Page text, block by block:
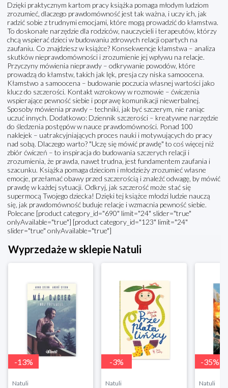
Dzięki praktycznym kartom pracy książka pomaga młodym ludziom
zrozumieć, dlaczego prawdomówność jest tak ważna, i uczy ich, jak
radzić sobie z trudnymi emocjami, które mogą prowadzić do kłamstwa.
To doskonałe narzędzie dla rodziców, nauczycieli i terapeutów, którzy
chcą wspierać dzieci w budowaniu zdrowych relacji opartych na
zaufaniu. Co znajdziesz w książce? Konsekwencje kłamstwa – analiza
skutków nieprawdomówności i zrozumienie jej wpływu na relacje.
Przyczyny mówienia nieprawdy – odkrywanie powodów, które
prowadzą do kłamstw, takich jak lęk, presja czy niska samoocena.
Kłamstwo a samoocena – budowanie poczucia własnej wartości jako
klucz do szczerości. Kontakt wzrokowy w rozmowie – ćwiczenia
wspierające pewność siebie i poprawę komunikacji niewerbalnej.
Sposoby mówienia prawdy – techniki, jak być szczerym, nie raniąc
uczuć innych. Dodatkowo: Dziennik szczerości – kreatywne narzędzie
do śledzenia postępów w nauce prawdomówności. Ponad 100
naklejek – uatrakcyjniających proces nauki i motywujących do pracy
nad sobą. Dlaczego warto? "Uczę się mówić prawdę" to coś więcej niż
zbiór ćwiczeń – to inspiracja do budowania szczerych relacji i
zrozumienia, że prawda, nawet trudna, jest fundamentem zaufania i
szacunku. Książka pomaga dzieciom i młodzieży zrozumieć własne
emocje, przełamać obawy przed szczerością i znaleźć odwagę, by mówić
prawdę w każdej sytuacji. Odkryj, jak szczerość może stać się
supermocą Twojego dziecka! Dzięki tej książce młodzi ludzie nauczą
się, jak prawdomówność buduje relacje i wzmacnia pewność siebie.
Polecane [product category_id="690" limit="24" slider="true"
onlyAvailable="true"] [product category_id="123" limit="24"
slider="true" onlyAvailable="true"]
Wyprzedaże w sklepie Natuli
-13%
Natuli
-3%
Natuli
-35%
Natuli